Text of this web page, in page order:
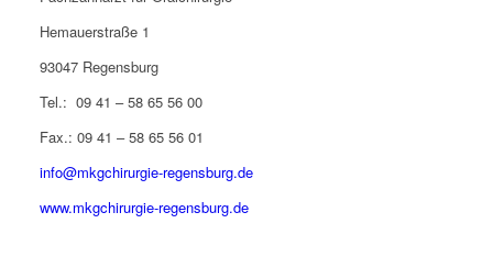
Hemauerstraße 1
93047 Regensburg
Tel.: 09 41 – 58 65 56 00
Fax.: 09 41 – 58 65 56 01
info@mkgchirurgie-regensburg.de
www.mkgchirurgie-regensburg.de